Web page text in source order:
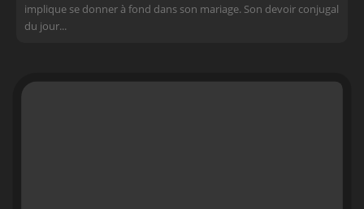
implique se donner à fond dans son mariage. Son devoir conjugal
du jour...